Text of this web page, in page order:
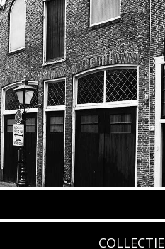
COLLECTIE